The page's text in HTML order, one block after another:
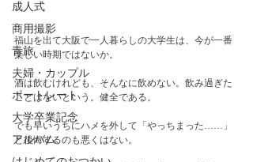
成人式
商用撮影
青旅
夫婦・カップル
ポートレート
大学卒業記念
アルバム
福山を出て大阪で一人暮らしの大学生は、今が一番
楽しい時期ではないか。
酒は飲むけれども、そんなに飲めない。飲み過ぎた
ことはないという。健全である。
でも早いうちにハメを外して「やっちまった……」
と後悔するのも悪くはない。